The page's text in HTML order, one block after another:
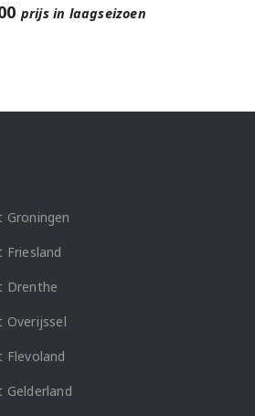
prijs in laagseizoen
Groningen
Friesland
Drenthe
Overijssel
Flevoland
Gelderland